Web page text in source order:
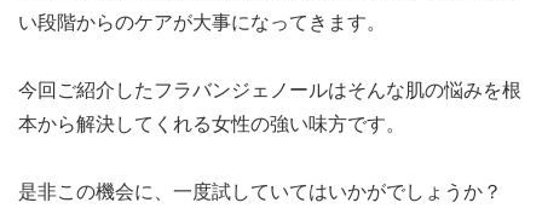
い段階からのケアが大事になってきます。
今回ご紹介したフラバンジェノールはそんな肌の悩みを根
本から解決してくれる女性の強い味方です。
是非この機会に、一度試していてはいかがでしょうか？